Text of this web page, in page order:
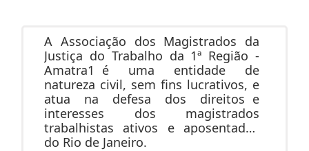
A Associação dos Magistrados da
Justiça do Trabalho da 1ª Região -
Amatra1 é uma entidade de
natureza civil, sem fins lucrativos, e
atua na defesa dos direitos e
interesses dos magistrados
trabalhistas ativos e aposentados
do Rio de Janeiro.